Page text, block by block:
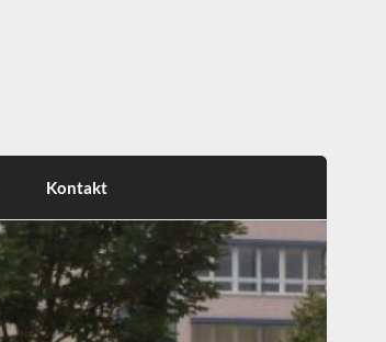
Kontakt